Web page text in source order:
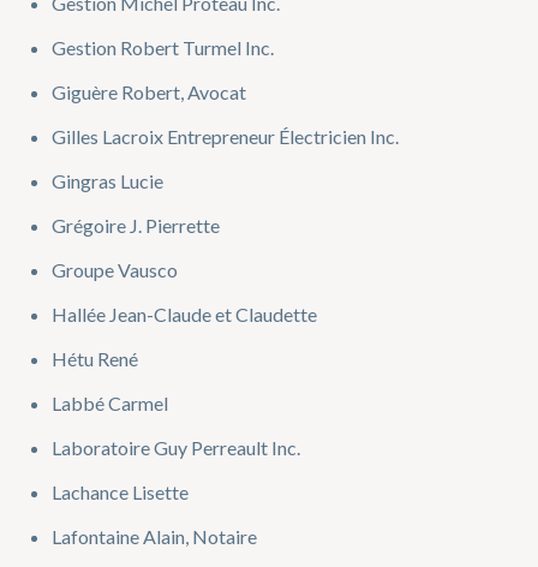
Gestion Robert Turmel Inc.
Giguère Robert, Avocat
Gilles Lacroix Entrepreneur Électricien Inc.
Gingras Lucie
Grégoire J. Pierrette
Groupe Vausco
Hallée Jean-Claude et Claudette
Hétu René
Labbé Carmel
Laboratoire Guy Perreault Inc.
Lachance Lisette
Lafontaine Alain, Notaire